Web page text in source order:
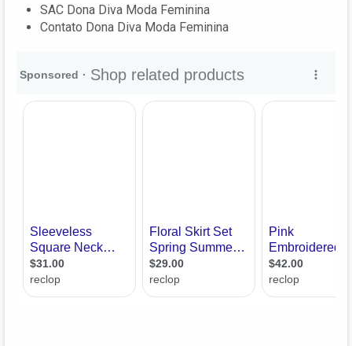
SAC Dona Diva Moda Feminina
Contato Dona Diva Moda Feminina